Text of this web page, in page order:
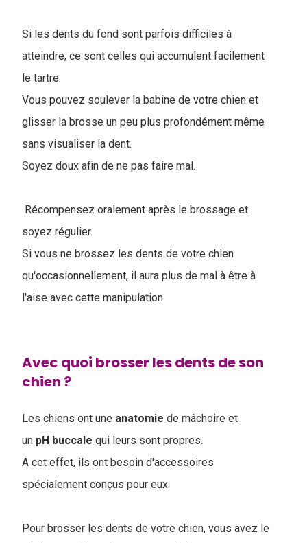
Si les dents du fond sont parfois difficiles à
atteindre, ce sont celles qui accumulent facilement
le tartre.
Vous pouvez soulever la babine de votre chien et
glisser la brosse un peu plus profondément même
sans visualiser la dent.
Soyez doux afin de ne pas faire mal.
Récompensez oralement après le brossage et
soyez régulier.
Si vous ne brossez les dents de votre chien
qu'occasionnellement, il aura plus de mal à être à
l'aise avec cette manipulation.
Avec quoi brosser les dents de son
chien ?
Les chiens ont une anatomie de mâchoire et
un pH buccale qui leurs sont propres.
A cet effet, ils ont besoin d'accessoires
spécialement conçus pour eux.
Pour brosser les dents de votre chien, vous avez le